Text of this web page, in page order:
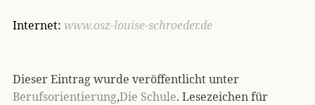
Internet: www.osz-louise-schroeder.de
Dieser Eintrag wurde veröffentlicht unter
Berufsorientierung,Die Schule. Lesezeichen für